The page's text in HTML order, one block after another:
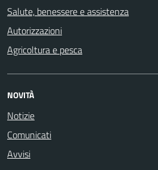
Salute, benessere e assistenza
Autorizzazioni
Agricoltura e pesca
NOVITÀ
Notizie
Comunicati
Avvisi